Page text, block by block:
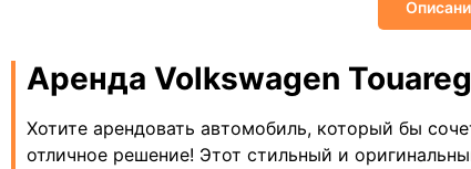
Аренда Volkswagen
Хотите арендовать автомобиль, который бы
отличное решение! Этот стильный и